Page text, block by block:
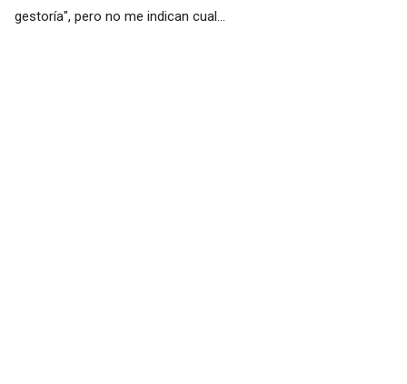
gestoría", pero no me indican cual...